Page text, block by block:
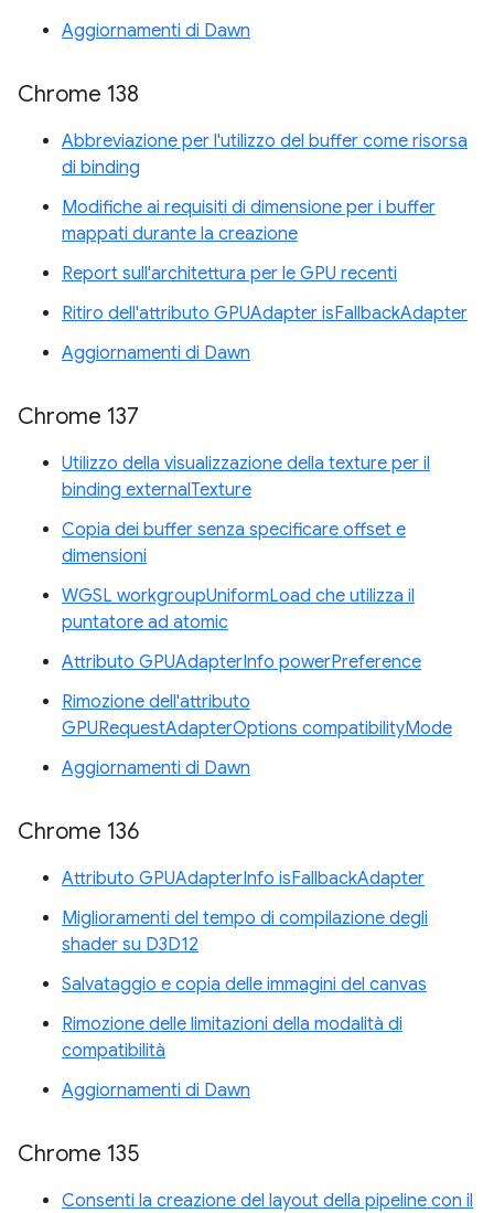
Aggiornamenti di Dawn
Chrome 138
Abbreviazione per l'utilizzo del buffer come risorsa
di binding
Modifiche ai requisiti di dimensione per i buffer
mappati durante la creazione
Report sull'architettura per le GPU recenti
Ritiro dell'attributo GPUAdapter isFallbackAdapter
Aggiornamenti di Dawn
Chrome 137
Utilizzo della visualizzazione della texture per il
binding externalTexture
Copia dei buffer senza specificare offset e
dimensioni
WGSL workgroupUniformLoad che utilizza il
puntatore ad atomic
Attributo GPUAdapterInfo powerPreference
Rimozione dell'attributo
GPURequestAdapterOptions compatibilityMode
Aggiornamenti di Dawn
Chrome 136
Attributo GPUAdapterInfo isFallbackAdapter
Miglioramenti del tempo di compilazione degli
shader su D3D12
Salvataggio e copia delle immagini del canvas
Rimozione delle limitazioni della modalità di
compatibilità
Aggiornamenti di Dawn
Chrome 135
Consenti la creazione del layout della pipeline con il